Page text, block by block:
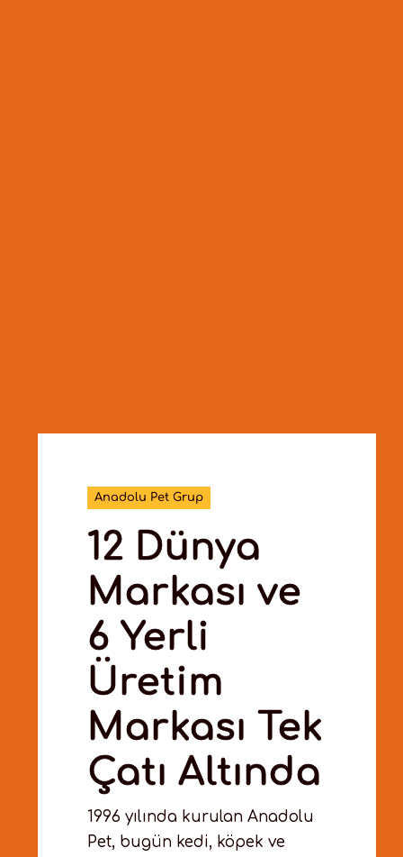
Anadolu Pet Grup
12 Dünya
Markası ve
6 Yerli
Üretim
Markası Tek
Çatı Altında
1996 yılında kurulan Anadolu
Pet, bugün kedi, köpek ve